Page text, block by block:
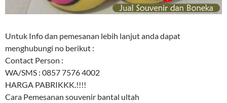
Untuk Info dan pemesanan lebih lanjut anda dapat
menghubungi no berikut :
Contact Person :
WA/SMS : 0857 7576 4002
HARGA PABRIKKK.!!!!
Cara Pemesanan souvenir bantal ultah